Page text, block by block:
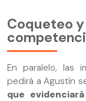
Coqueteo
En paralelo, las
pedirá a Agustín
que